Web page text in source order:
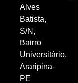
Alves
Batista,
S/N,
Bairro
Universitário,
Araripina-
PE